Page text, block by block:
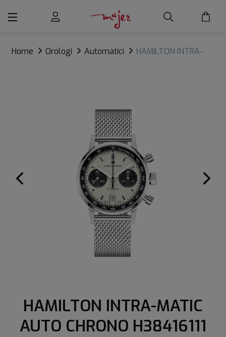
Home Orologi Automatici
HAMILTON INTRA-
HAMILTON INTRA-MATIC
AUTO CHRONO H38416111